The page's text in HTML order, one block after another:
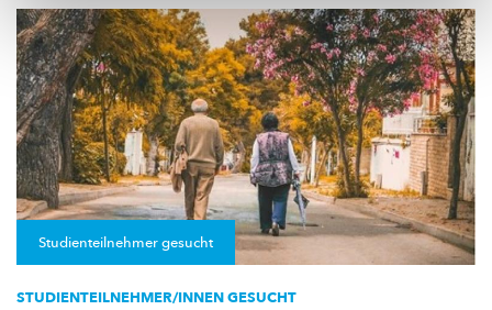
Studienteilnehmer gesucht
STUDIENTEILNEHMER/INNEN GESUCHT